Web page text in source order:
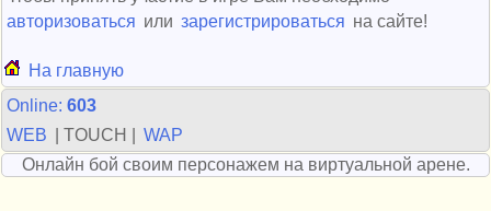
авторизоваться или зарегистрироваться на сайте!
На главную
Online: 603
WEB
| TOUCH |
WAP
Онлайн бой своим персонажем на виртуальной арене.